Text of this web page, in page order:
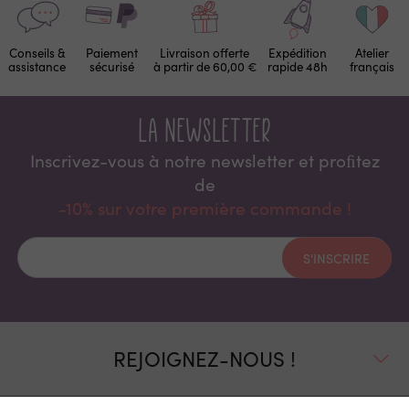
Conseils &
assistance
Paiement
sécurisé
Livraison offerte
à partir de 60,00 €
Expédition
rapide 48h
Atelier
français
La newsletter
Inscrivez-vous à notre newsletter et proﬁtez
de
-10% sur votre première commande !
S'INSCRIRE
REJOIGNEZ-NOUS !